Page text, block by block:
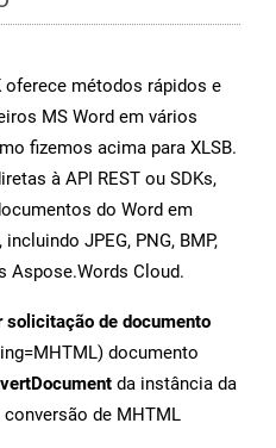
oferece métodos rápidos e
MS Word em vários
fizemos acima para XLSB.
à API REST ou SDKs,
do Word em
JPEG, PNG, BMP,
Aspose.Words Cloud.
solicitação de documento
documento
da instância da
de MHTML